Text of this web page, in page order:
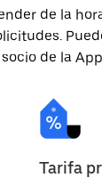
de la
de la
Tarifa